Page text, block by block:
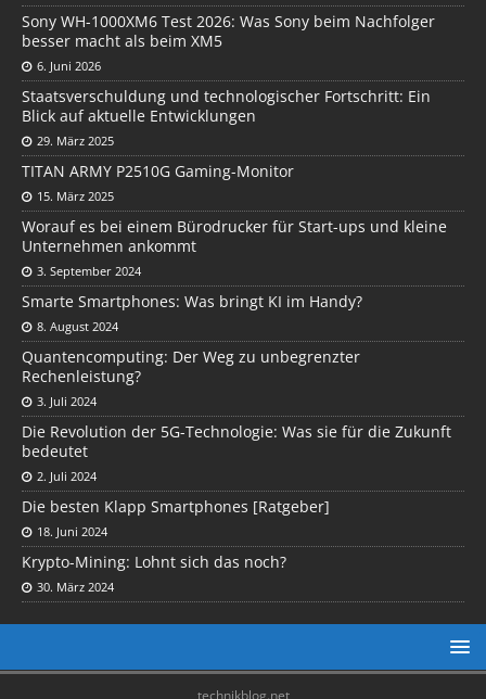
Sony WH-1000XM6 Test 2026: Was Sony beim Nachfolger
besser macht als beim XM5
6. Juni 2026
Staatsverschuldung und technologischer Fortschritt: Ein
Blick auf aktuelle Entwicklungen
29. März 2025
TITAN ARMY P2510G Gaming-Monitor
15. März 2025
Worauf es bei einem Bürodrucker für Start-ups und kleine
Unternehmen ankommt
3. September 2024
Smarte Smartphones: Was bringt KI im Handy?
8. August 2024
Quantencomputing: Der Weg zu unbegrenzter
Rechenleistung?
3. Juli 2024
Die Revolution der 5G-Technologie: Was sie für die Zukunft
bedeutet
2. Juli 2024
Die besten Klapp Smartphones [Ratgeber]
18. Juni 2024
Krypto-Mining: Lohnt sich das noch?
30. März 2024
technikblog.net